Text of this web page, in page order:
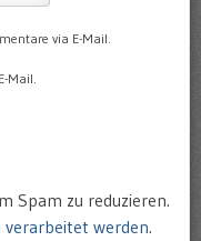
via E-Mail.
Mail.
Spam zu reduzieren.
werden.